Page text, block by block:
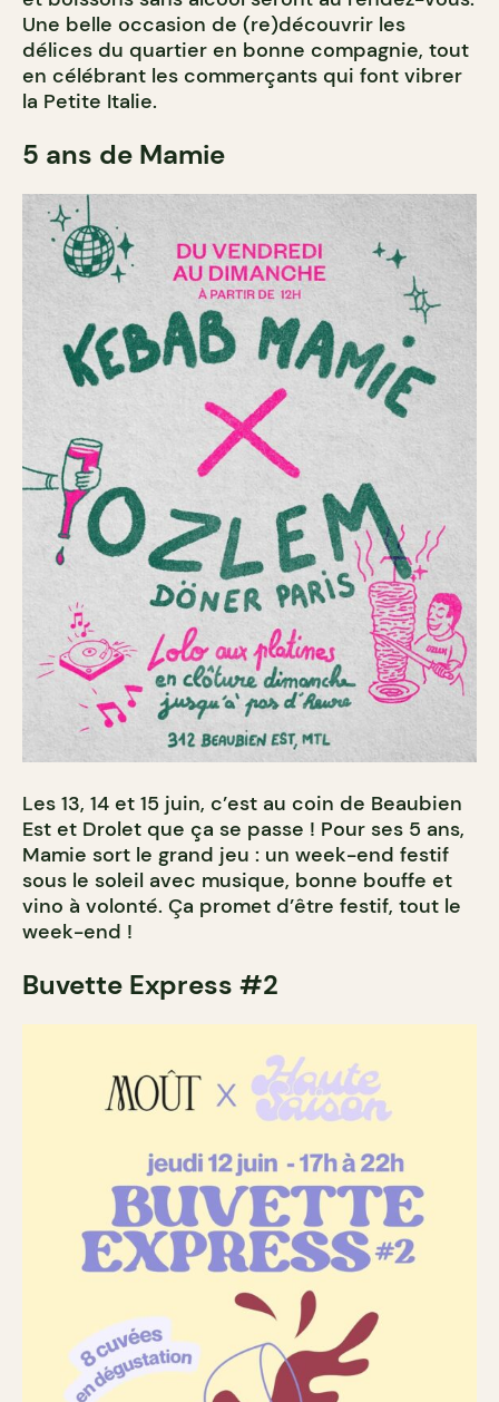
Une belle occasion de (re)découvrir les
délices du quartier en bonne compagnie, tout
en célébrant les commerçants qui font vibrer
la Petite Italie.
5 ans de Mamie
Les 13, 14 et 15 juin, c’est au coin de Beaubien
Est et Drolet que ça se passe ! Pour ses 5 ans,
Mamie sort le grand jeu : un week-end festif
sous le soleil avec musique, bonne bouffe et
vino à volonté. Ça promet d’être festif, tout le
week-end !
Buvette Express #2